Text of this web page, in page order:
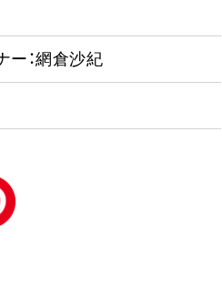
：網倉沙紀